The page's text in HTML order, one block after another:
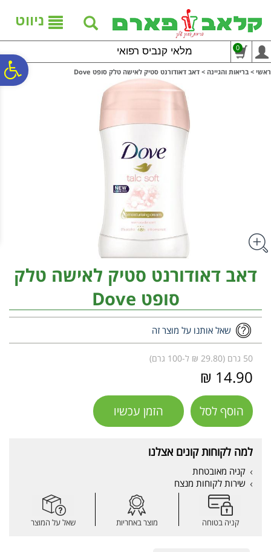
נגישות
אתר
המרכזי
ניווט
מלאי קנביס רפואי 0
ראשי > בריאות והגיינה > דאב דאודורנט סטיק לאישה טלק סופט Dove
דאב דאודורנט סטיק לאישה טלק
סופט Dove
שאל אותנו על מוצר זה
50 גרם (29.80 ₪ ל-100 גרם)
14.90 ₪
הוסף לסל הזמן עכשיו
למה לקוחות קונים אצלנו
קניה מאובטחת
שירות לקוחות מנצח
קניה בטוחה מוצר באחריות שאל על המוצר